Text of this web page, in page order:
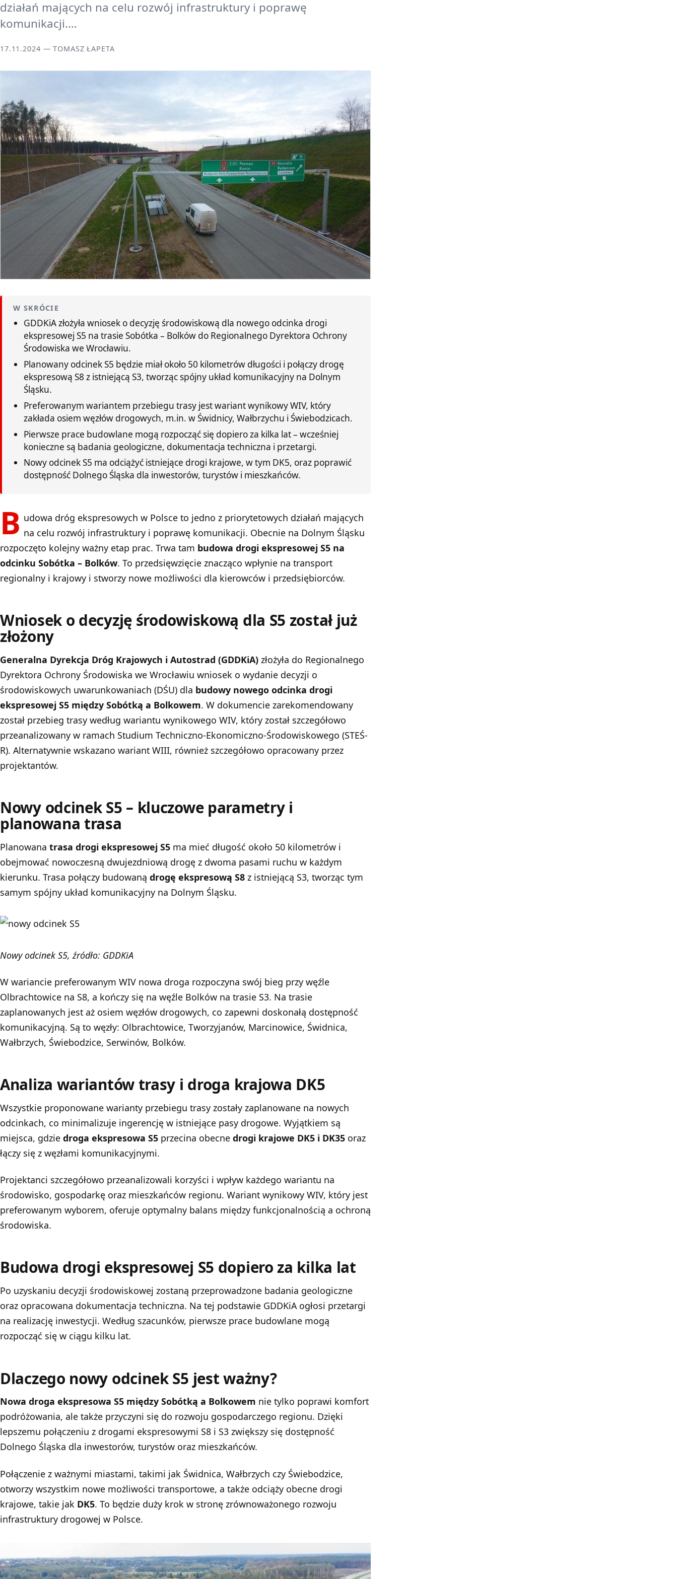
działań mających na celu rozwój infrastruktury i poprawę
komunikacji.…
17.11.2024 — TOMASZ ŁAPETA
W SKRÓCIE
GDDKiA złożyła wniosek o decyzję środowiskową dla nowego odcinka drogi
ekspresowej S5 na trasie Sobótka – Bolków do Regionalnego Dyrektora Ochrony
Środowiska we Wrocławiu.
Planowany odcinek S5 będzie miał około 50 kilometrów długości i połączy drogę
ekspresową S8 z istniejącą S3, tworząc spójny układ komunikacyjny na Dolnym
Śląsku.
Preferowanym wariantem przebiegu trasy jest wariant wynikowy WIV, który
zakłada osiem węzłów drogowych, m.in. w Świdnicy, Wałbrzychu i Świebodzicach.
Pierwsze prace budowlane mogą rozpocząć się dopiero za kilka lat – wcześniej
konieczne są badania geologiczne, dokumentacja techniczna i przetargi.
Nowy odcinek S5 ma odciążyć istniejące drogi krajowe, w tym DK5, oraz poprawić
dostępność Dolnego Śląska dla inwestorów, turystów i mieszkańców.
B udowa dróg ekspresowych w Polsce to jedno z priorytetowych działań mających
na celu rozwój infrastruktury i poprawę komunikacji. Obecnie na Dolnym Śląsku
rozpoczęto kolejny ważny etap prac. Trwa tam budowa drogi ekspresowej S5 na
odcinku Sobótka – Bolków. To przedsięwzięcie znacząco wpłynie na transport
regionalny i krajowy i stworzy nowe możliwości dla kierowców i przedsiębiorców.
Wniosek o decyzję środowiskową dla S5 został już
złożony
Generalna Dyrekcja Dróg Krajowych i Autostrad (GDDKiA) złożyła do Regionalnego
Dyrektora Ochrony Środowiska we Wrocławiu wniosek o wydanie decyzji o
środowiskowych uwarunkowaniach (DŚU) dla budowy nowego odcinka drogi
ekspresowej S5 między Sobótką a Bolkowem. W dokumencie zarekomendowany
został przebieg trasy według wariantu wynikowego WIV, który został szczegółowo
przeanalizowany w ramach Studium Techniczno-Ekonomiczno-Środowiskowego (STEŚ-
R). Alternatywnie wskazano wariant WIII, również szczegółowo opracowany przez
projektantów.
Nowy odcinek S5 – kluczowe parametry i
planowana trasa
Planowana trasa drogi ekspresowej S5 ma mieć długość około 50 kilometrów i
obejmować nowoczesną dwujezdniową drogę z dwoma pasami ruchu w każdym
kierunku. Trasa połączy budowaną drogę ekspresową S8 z istniejącą S3, tworząc tym
samym spójny układ komunikacyjny na Dolnym Śląsku.
Nowy odcinek S5, źródło: GDDKiA
W wariancie preferowanym WIV nowa droga rozpoczyna swój bieg przy węźle
Olbrachtowice na S8, a kończy się na węźle Bolków na trasie S3. Na trasie
zaplanowanych jest aż osiem węzłów drogowych, co zapewni doskonałą dostępność
komunikacyjną. Są to węzły: Olbrachtowice, Tworzyjanów, Marcinowice, Świdnica,
Wałbrzych, Świebodzice, Serwinów, Bolków.
Analiza wariantów trasy i droga krajowa DK5
Wszystkie proponowane warianty przebiegu trasy zostały zaplanowane na nowych
odcinkach, co minimalizuje ingerencję w istniejące pasy drogowe. Wyjątkiem są
miejsca, gdzie droga ekspresowa S5 przecina obecne drogi krajowe DK5 i DK35 oraz
łączy się z węzłami komunikacyjnymi.
Projektanci szczegółowo przeanalizowali korzyści i wpływ każdego wariantu na
środowisko, gospodarkę oraz mieszkańców regionu. Wariant wynikowy WIV, który jest
preferowanym wyborem, oferuje optymalny balans między funkcjonalnością a ochroną
środowiska.
Budowa drogi ekspresowej S5 dopiero za kilka lat
Po uzyskaniu decyzji środowiskowej zostaną przeprowadzone badania geologiczne
oraz opracowana dokumentacja techniczna. Na tej podstawie GDDKiA ogłosi przetargi
na realizację inwestycji. Według szacunków, pierwsze prace budowlane mogą
rozpocząć się w ciągu kilku lat.
Dlaczego nowy odcinek S5 jest ważny?
Nowa droga ekspresowa S5 między Sobótką a Bolkowem nie tylko poprawi komfort
podróżowania, ale także przyczyni się do rozwoju gospodarczego regionu. Dzięki
lepszemu połączeniu z drogami ekspresowymi S8 i S3 zwiększy się dostępność
Dolnego Śląska dla inwestorów, turystów oraz mieszkańców.
Połączenie z ważnymi miastami, takimi jak Świdnica, Wałbrzych czy Świebodzice,
otworzy wszystkim nowe możliwości transportowe, a także odciąży obecne drogi
krajowe, takie jak DK5. To będzie duży krok w stronę zrównoważonego rozwoju
infrastruktury drogowej w Polsce.